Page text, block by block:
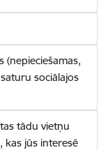
(nepieciešamas,
sociālajos
tādu vietņu
kas jūs interesē